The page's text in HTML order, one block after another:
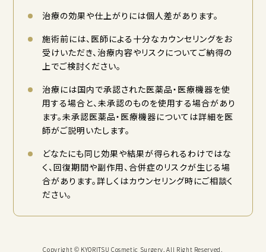
治療の効果や仕上がりには個人差があります。
施術前には、医師による十分なカウンセリングをお
受けいただき、治療内容やリスクについてご納得の
上でご検討ください。
治療には国内で承認された医薬品・医療機器を使
用する場合と、未承認のものを使用する場合があり
ます。未承認医薬品・医療機器については詳細を医
師がご説明いたします。
どなたにも同じ効果や結果が得られるわけではな
く、回復期間や副作用、合併症のリスクが生じる場
合があります。詳しくはカウンセリング時にご相談く
ださい。
Copyright © KYORITSU Cosmetic Surgery, All Right Reserved.